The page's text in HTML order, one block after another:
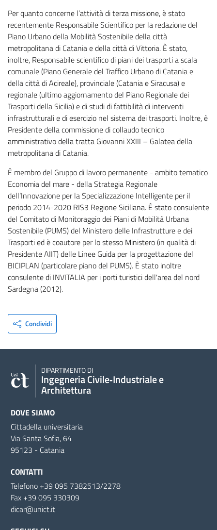
Per quanto concerne l’attività di terza missione, è stato
recentemente Responsabile Scientifico per la redazione del
Piano Urbano della Mobilità Sostenibile della città
metropolitana di Catania e della città di Vittoria. È stato,
inoltre, Responsabile scientifico di piani dei trasporti a scala
comunale (Piano Generale del Traffico Urbano di Catania e
della città di Acireale), provinciale (Catania e Siracusa) e
regionale (ultimo aggiornamento del Piano Regionale dei
Trasporti della Sicilia) e di studi di fattibilità di interventi
infrastrutturali e di esercizio nel sistema dei trasporti. Inoltre, è
Presidente della commissione di collaudo tecnico
amministrativo della tratta Giovanni XXIII – Galatea della
metropolitana di Catania.
È membro del Gruppo di lavoro permanente - ambito tematico
Economia del mare - della Strategia Regionale
dell’Innovazione per la Specializzazione Intelligente per il
periodo 2014-2020 RIS3 Regione Siciliana. È stato consulente
del Comitato di Monitoraggio dei Piani di Mobilità Urbana
Sostenibile (PUMS) del Ministero delle Infrastrutture e dei
Trasporti ed è coautore per lo stesso Ministero (in qualità di
Presidente AIIT) delle Linee Guida per la progettazione del
BICIPLAN (particolare piano del PUMS). È stato inoltre
consulente di INVITALIA per i porti turistici dell'area del nord
Sardegna (2012).
Condividi
DIPARTIMENTO DI
Ingegneria Civile‑Industriale e
Architettura
DOVE SIAMO
Cittadella universitaria
Via Santa Sofia, 64
95123 - Catania
CONTATTI
Telefono +39 095 7382513/2278
Fax +39 095 330309
dicar@unict.it